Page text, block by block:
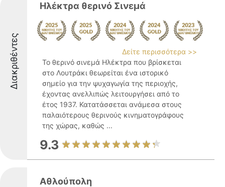
Διακριθέντες
Ηλέκτρα θερινό Σινεμά
Δείτε περισσότερα >>
Το θερινό σινεμά Ηλέκτρα που βρίσκεται
στο Λουτράκι θεωρείται ένα ιστορικό
σημείο για την ψυχαγωγία της περιοχής,
έχοντας ανελλιπώς λειτουργήσει από το
έτος 1937. Κατατάσσεται ανάμεσα στους
παλαιότερους θερινούς κινηματογράφους
της χώρας, καθώς ...
9.3
Αθλούπολη